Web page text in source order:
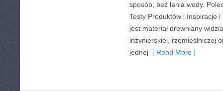
sposób, bez lania wody.
Testy Produktów i Inspiracje
jest materiał drewniany
inżynierskiej, rzemieślniczej
jednej [ Read More ]